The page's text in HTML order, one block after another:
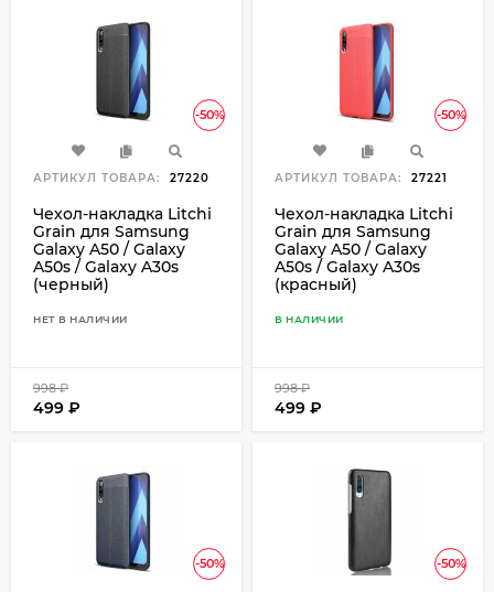
-50%
АРТИКУЛ ТОВАРА: 27220
Чехол-накладка Litchi
Grain для Samsung
Galaxy A50 / Galaxy
A50s / Galaxy A30s
(черный)
НЕТ В НАЛИЧИИ
998₽
499 ₽
-50%
АРТИКУЛ ТОВАРА: 27221
Чехол-накладка Litchi
Grain для Samsung
Galaxy A50 / Galaxy
A50s / Galaxy A30s
(красный)
В НАЛИЧИИ
998₽
499 ₽
-50% -50%